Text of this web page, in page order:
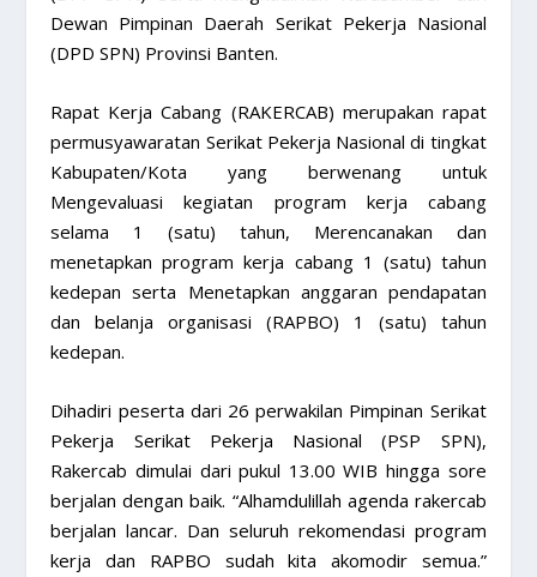
Dewan Pimpinan Daerah Serikat Pekerja Nasional
(DPD SPN) Provinsi Banten.
Rapat Kerja Cabang (RAKERCAB) merupakan rapat
permusyawaratan Serikat Pekerja Nasional di tingkat
Kabupaten/Kota yang berwenang untuk
Mengevaluasi kegiatan program kerja cabang
selama 1 (satu) tahun, Merencanakan dan
menetapkan program kerja cabang 1 (satu) tahun
kedepan serta Menetapkan anggaran pendapatan
dan belanja organisasi (RAPBO) 1 (satu) tahun
kedepan.
Dihadiri peserta dari 26 perwakilan Pimpinan Serikat
Pekerja Serikat Pekerja Nasional (PSP SPN),
Rakercab dimulai dari pukul 13.00 WIB hingga sore
berjalan dengan baik. “Alhamdulillah agenda rakercab
berjalan lancar. Dan seluruh rekomendasi program
kerja dan RAPBO sudah kita akomodir semua.”